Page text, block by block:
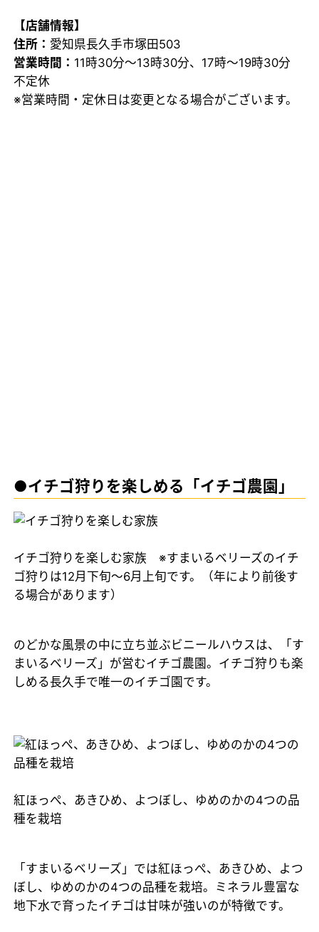
【店舗情報】
住所： 愛知県長久手市塚田503
営業時間： 11時30分～13時30分、17時～19時30分
不定休
※営業時間・定休日は変更となる場合がございます。
●イチゴ狩りを楽しめる「イチゴ農園」
イチゴ狩りを楽しむ家族 ※すまいるベリーズのイチ
ゴ狩りは12月下旬～6月上旬です。（年により前後す
る場合があります）
のどかな風景の中に立ち並ぶビニールハウスは、「す
まいるベリーズ」が営むイチゴ農園。イチゴ狩りも楽
しめる長久手で唯一のイチゴ園です。
紅ほっぺ、あきひめ、よつぼし、ゆめのかの4つの品
種を栽培
「すまいるベリーズ」では紅ほっぺ、あきひめ、よつ
ぼし、ゆめのかの4つの品種を栽培。ミネラル豊富な
地下水で育ったイチゴは甘味が強いのが特徴です。